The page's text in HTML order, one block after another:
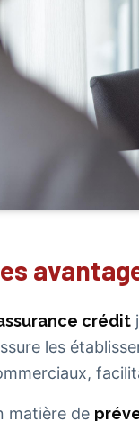
crédit
les
matière de